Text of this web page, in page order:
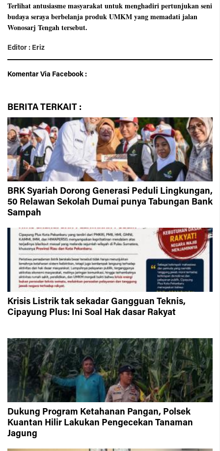
Terlihat antusiasme masyarakat untuk menghadiri pertunjukan seni
budaya seraya berbelanja produk UMKM yang memadati jalan
Wonosarj Tengah tersebut.
Editor : Eriz
Komentar Via Facebook :
BERITA TERKAIT :
BRK Syariah Dorong Generasi Peduli Lingkungan,
50 Relawan Sekolah Dumai punya Tabungan Bank
Sampah
Krisis Listrik tak sekadar Gangguan Teknis,
Cipayung Plus: Ini Soal Hak dasar Rakyat
Dukung Program Ketahanan Pangan, Polsek
Kuantan Hilir Lakukan Pengecekan Tanaman
Jagung